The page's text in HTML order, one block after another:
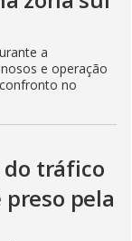
a
e operação
no
do tráfico
preso pela